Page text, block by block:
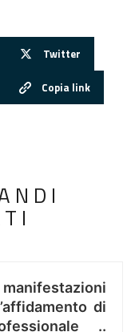
Twitter
Copia link
manifestazioni
di
..